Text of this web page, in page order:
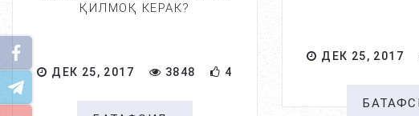
ҚИЛМОҚ КЕРАК?
ДЕК 25, 2017 3848 4
ДЕК 25, 2017